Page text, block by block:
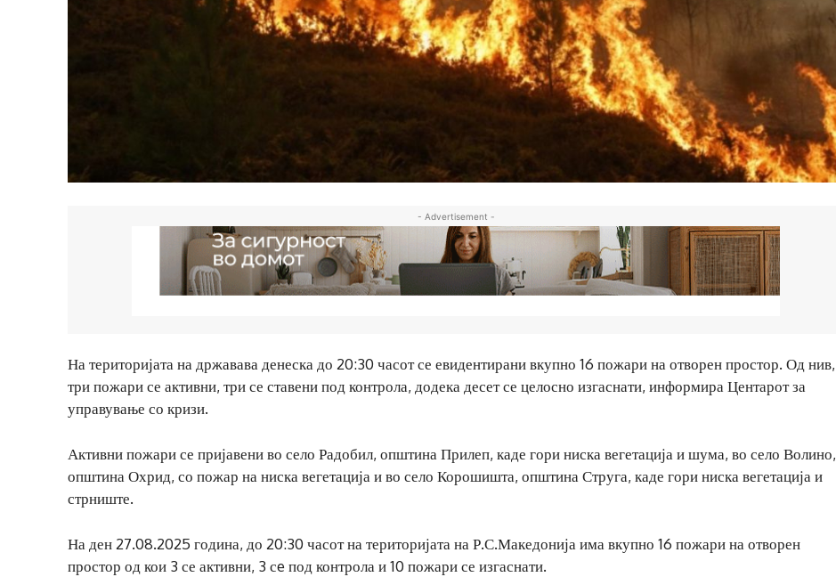
- Advertisement -
На територијата на државава денеска до 20:30 часот се евидентирани вкупно 16 пожари на отворен простор. Од нив,
три пожари се активни, три се ставени под контрола, додека десет се целосно изгаснати, информира Центарот за
управување со кризи.
Активни пожари се пријавени во село Радобил, општина Прилеп, каде гори ниска вегетација и шума, во село Волино,
општина Охрид, со пожар на ниска вегетација и во село Корошишта, општина Струга, каде гори ниска вегетација и
стрниште.
На ден 27.08.2025 година, до 20:30 часот на територијата на Р.С.Македонија има вкупно 16 пожари на отворен
простор од кои 3 се активни, 3 сe под контрола и 10 пожари се изгаснати.